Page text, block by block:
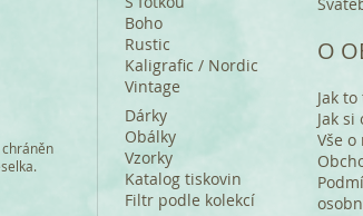
do e-
Balíček digitální pro 15-
a více hostů
Cena
56,00 Kč
Přidat do košíku
Malba Kytice
Cena
850,00 Kč
Vyprodáno
Boho
Rustic
Kaligrafic / Nordic
Vintage
Dárky
Obálky
Vzorky
Katalog tiskovin
Filtr podle kolekcí
O
Jak
Jak
Vše o